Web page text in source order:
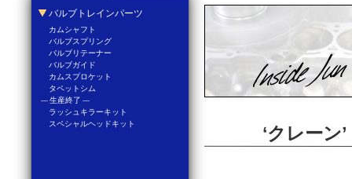
‘クレーン
バルブトレインパーツ
カムシャフト
バルブスプリング
バルブリテーナー
バルブガイド
カムスプロケット
タペットシム
--- 生産終了 ---
ラッシュキラーキット
スペシャルヘッドキット